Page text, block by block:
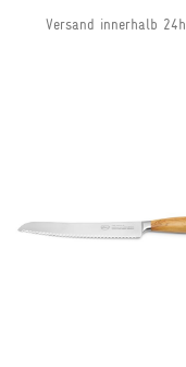
Versand innerhalb 24h